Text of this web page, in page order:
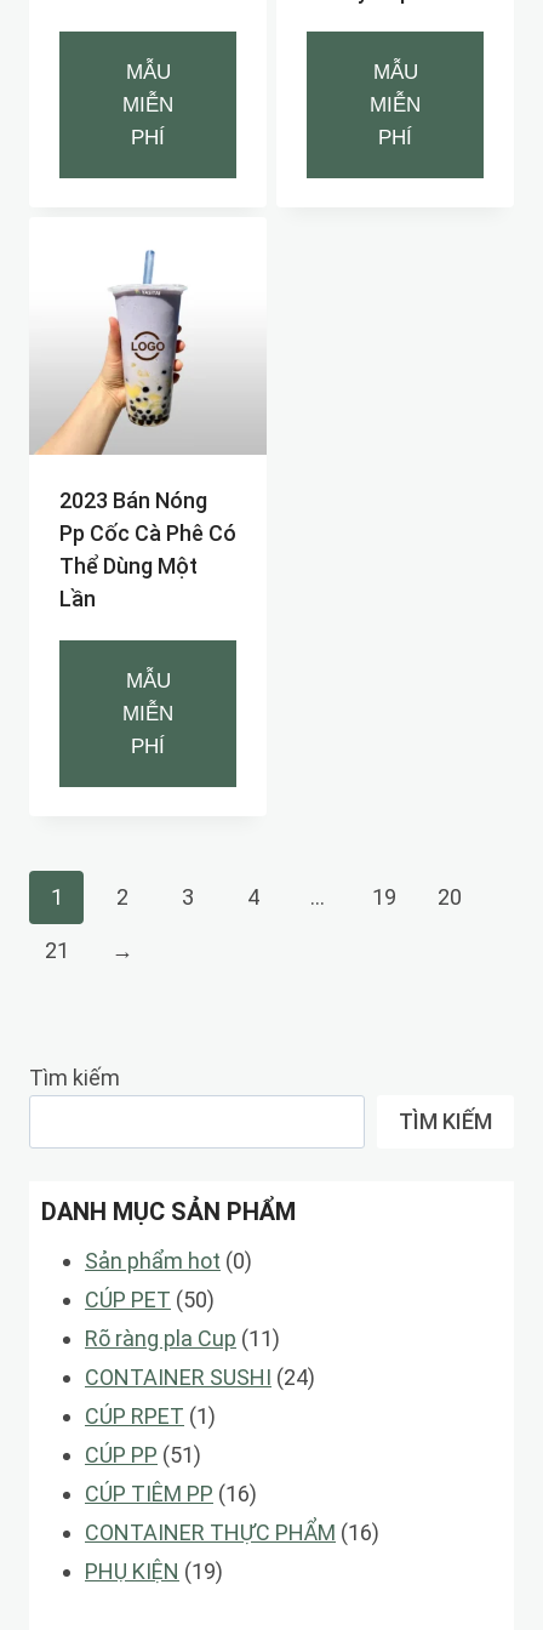
MẪU
MIỄN
PHÍ
MẪU
MIỄN
PHÍ
2023 Bán Nóng
Pp Cốc Cà Phê Có
Thể Dùng Một
Lần
MẪU
MIỄN
PHÍ
1 2 3 4 … 19 20
21 →
Tìm kiếm
TÌM KIẾM
DANH MỤC SẢN PHẨM
Sản phẩm hot 00
sản
phẩm
CÚP PET 5050
các
sản
phẩm
Rõ ràng pla Cup 1111
các
CONTAINER SUSHI 2424
CÚP RPET 11
phẩm
CÚP PP 5151
các
sản
phẩm
CÚP TIÊM PP 1616
các
CONTAINER THỰC PHẨM 1616
PHỤ KIỆN 1919